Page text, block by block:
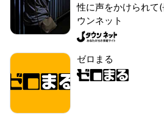
性に声をかけられて
ウンネット
ゼロまる